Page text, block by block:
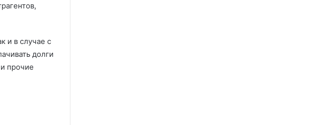
и в случае с
долги
прочие